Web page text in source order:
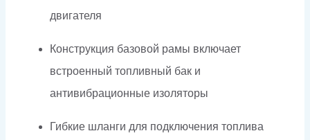
двигателя
Конструкция базовой рамы включает
встроенный топливный бак и
антивибрационные изоляторы
Гибкие шланги для подключения топлива